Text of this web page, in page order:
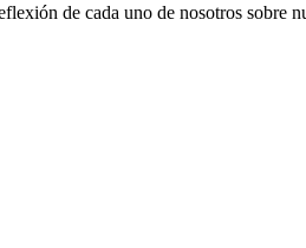
de cada uno de nosotros sobre